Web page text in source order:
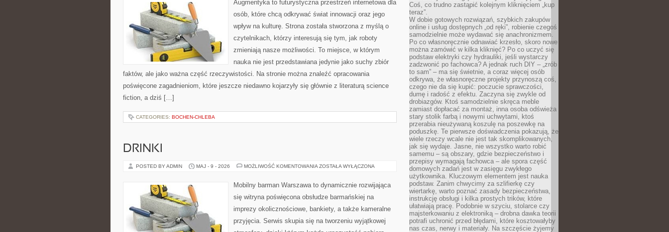
Augmentyka to futurystyczna przestrzeń internetowa dla
osób, które chcą odkrywać świat innowacji oraz jego
wpływ na kulturę. Strona została stworzona z myślą o
czytelnikach, którzy interesują się tym, jak roboty
zmieniają nasze możliwości. To miejsce, w którym
nauka nie jest przedstawiana jedynie jako suchy zbiór
faktów, ale jako ważna część rzeczywistości. Na stronie można znaleźć opracowania
poświęcone zagadnieniom, które jeszcze niedawno kojarzyły się głównie z literaturą science
fiction, a dziś […]
CATEGORIES: BOCHEN-CHLEBA
DRINKI
POSTED BY ADMIN MAJ - 9 - 2026 MOŻLIWOŚĆ KOMENTOWANIA DRINKI
ZOSTAŁA WYŁĄCZONA
Mobilny barman Warszawa to dynamicznie rozwijająca
się witryna poświęcona obsłudze barmańskiej na
imprezy okolicznościowe, bankiety, a także kameralne
przyjęcia. Serwis skupia się na tworzeniu wyjątkowej
Coś, co trudno zastąpić kolejnym kliknięciem „kup
teraz”.
W dobie gotowych rozwiązań, szybkich zakupów
online i usług dostępnych „od ręki”, robienie czegoś
samodzielnie może wydawać się anachronizmem.
Po co własnoręcznie odnawiać krzesło, skoro nowe
można zamówić w kilka kliknięć? Po co uczyć się
podstaw elektryki czy hydrauliki, jeśli wystarczy
zadzwonić po fachowca? A jednak ruch DIY – „zrób
to sam” – ma się świetnie, a coraz więcej osób
odkrywa, że własnoręczne projekty przynoszą coś,
czego nie da się kupić: poczucie sprawczości,
dumę i radość z efektu. Zaczyna się zwykle od
drobiazgów. Ktoś samodzielnie skręca meble
zamiast dopłacać za montaż, inna osoba odświeża
stary stolik farbą i nowymi uchwytami, ktoś
przerabia nieużywaną koszulę na poszewkę na
poduszkę. Te pierwsze doświadczenia pokazują, że
wiele rzeczy wcale nie jest tak skomplikowanych,
jak się wydaje. Jasne, nie wszystko warto robić
samemu – są obszary, gdzie bezpieczeństwo i
przepisy wymagają fachowca – ale spora część
domowych zadań jest w zasięgu zwykłego
użytkownika. Kluczowym elementem jest nauka
podstaw. Zanim chwycimy za szlifierkę czy
wiertarkę, warto poznać zasady bezpieczeństwa,
instrukcję obsługi i kilka prostych trików, które
ułatwiają pracę. Podobnie w szyciu, stolarce czy
majsterkowaniu z elektroniką – drobna dawka teorii
potrafi uchronić przed błędami, które kosztowałyby
nas czas, nerwy i materiały. Na szczęście żyjemy